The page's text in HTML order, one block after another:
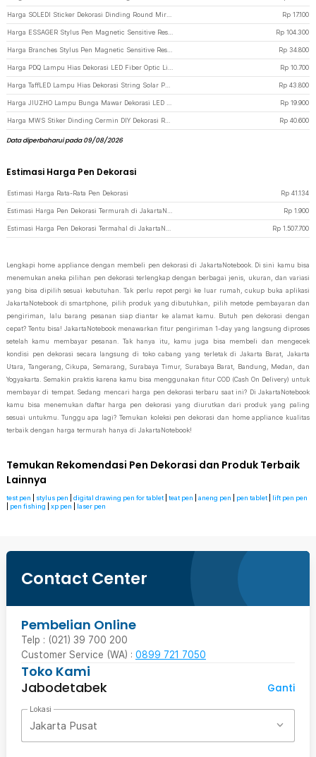
Rp 17.100
Rp 104.300
Rp 34.800
Rp 10.700
Rp 43.800
Rp 19.900
Rp 40.600
Data diperbaharui pada 09/08/2026
Estimasi Harga Pen Dekorasi
Estimasi Harga Rata-Rata Pen Dekorasi Rp 41.134
Rp 1.900
Rp 1.507.700
Lengkapi home appliance dengan membeli pen dekorasi di JakartaNotebook. Di sini kamu bisa
menemukan aneka pilihan pen dekorasi terlengkap dengan berbagai jenis, ukuran, dan variasi
yang bisa dipilih sesuai kebutuhan. Tak perlu repot pergi ke luar rumah, cukup buka aplikasi
JakartaNotebook di smartphone, pilih produk yang dibutuhkan, pilih metode pembayaran dan
pengiriman, lalu barang pesanan siap diantar ke alamat kamu. Butuh pen dekorasi dengan
cepat? Tentu bisa! JakartaNotebook menawarkan fitur pengiriman 1-day yang langsung diproses
setelah kamu membayar pesanan. Tak hanya itu, kamu juga bisa membeli dan mengecek
kondisi pen dekorasi secara langsung di toko cabang yang terletak di Jakarta Barat, Jakarta
Utara, Tangerang, Cikupa, Semarang, Surabaya Timur, Surabaya Barat, Bandung, Medan, dan
Yogyakarta. Semakin praktis karena kamu bisa menggunakan fitur COD (Cash On Delivery) untuk
membayar di tempat. Sedang mencari harga pen dekorasi terbaru saat ini? Di JakartaNotebook
kamu bisa menemukan daftar harga pen dekorasi yang diurutkan dari produk yang paling
sesuai untukmu. Tunggu apa lagi? Temukan koleksi pen dekorasi dan home appliance kualitas
terbaik dengan harga termurah hanya di JakartaNotebook!
Temukan Rekomendasi Pen Dekorasi dan Produk Terbaik
Lainnya
test pen stylus pen digital drawing pen for tablet teat pen aneng pen pen tablet
lift pen pen
pen fishing xp pen laser pen
Contact Center
Pembelian Online
Telp : (021) 39 700 200
Customer Service (WA) : 0899 721 7050
Toko Kami
Jabodetabek
Ganti
Lokasi
Jakarta Pusat